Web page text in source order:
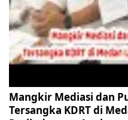
Mangkir Mediasi dan
Tersangka KDRT di